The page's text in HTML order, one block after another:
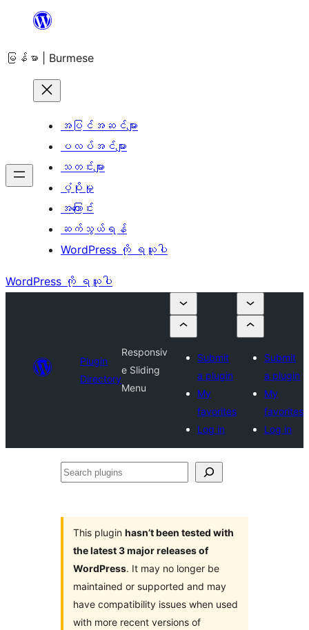
အကြောင်းအရာ
ကျော်သွား
မြန်မာ | Burmese
အပြင်အဆင်များ
ပလပ်အင်များ
သတင်းများ
ပံ့ပိုးမှု
အကြောင်း
ဆက်သွယ်ရန်
WordPress ကို ရယူပါ
WordPress ကို ရယူပါ
Plugin
Directory
Responsiv
e Sliding
Menu
Submit
a plugin
My
favorites
Log in
Submit
a plugin
My
favorites
Log in
Search
This plugin hasn’t been tested with
the latest 3 major releases of
WordPress. It may no longer be
maintained or supported and may
have compatibility issues when used
with more recent versions of